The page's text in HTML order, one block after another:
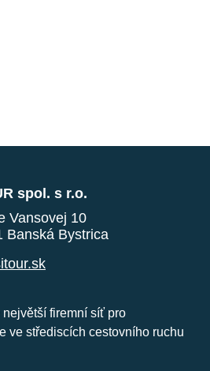
spol. s r.o.
Vansovej 10
Banská Bystrica
firemní síť pro
ve střediscích cestovního ruchu